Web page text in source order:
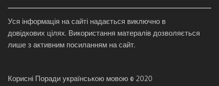
Уся інформація на сайті надається виключно в
довідкових цілях. Використання матералів дозволяється
лише з активним посиланням на сайт.
Корисні Поради українською мовою © 2020